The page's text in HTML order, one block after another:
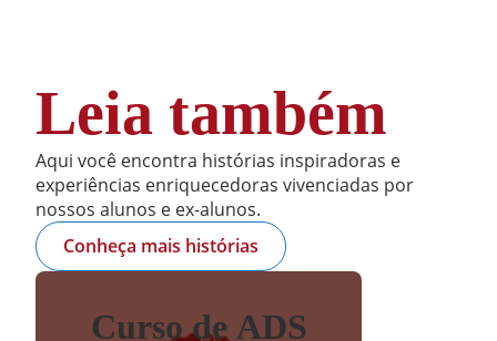
Leia também
Aqui você encontra histórias inspiradoras e
experiências enriquecedoras vivenciadas por
nossos alunos e ex-alunos.
Conheça mais histórias
Curso de ADS